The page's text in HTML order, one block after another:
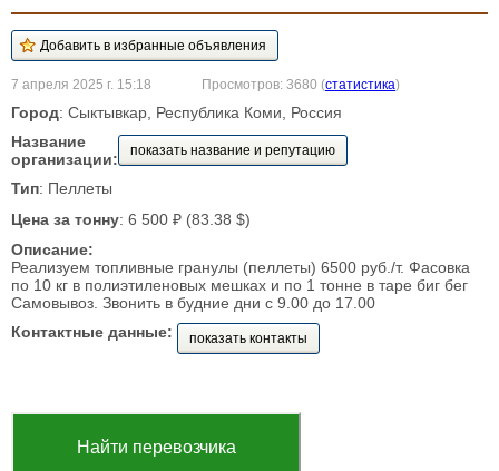
7 апреля 2025 г. 15:18 Просмотров: 3680 (статистика)
Город: Сыктывкар, Республика Коми, Россия
Название
организации:
показать название и репутацию
Тип: Пеллеты
Цена за тонну: 6 500 ₽ (83.38 $)
Описание:
Реализуем топливные гранулы (пеллеты) 6500 руб./т. Фасовка
по 10 кг в полиэтиленовых мешках и по 1 тонне в таре биг бег
Самовывоз. Звонить в будние дни с 9.00 до 17.00
Контактные данные:
показать контакты
Найти перевозчика